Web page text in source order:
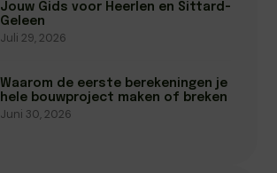
Jouw Gids voor Heerlen en Sittard-
Geleen
Juli 29, 2026
Waarom de eerste berekeningen je
hele bouwproject maken of breken
Juni 30, 2026